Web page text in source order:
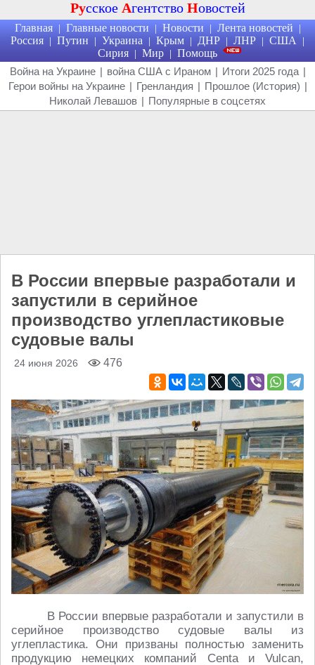
Русское Агентство Новостей
Главная | Главные новости | Новости | Лента новостей |
Россия | Путин | Украина | Крым | ДНР | ЛНР | США |
Сирия | Мир | Помощь
Война на Украине | война США с Ираном | Итоги 2025 года |
Герои войны на Украине | Гренландия | Прошлое (История) |
Николай Левашов | Популярные в соцсетях
В России впервые разработали и
запустили в серийное
производство углепластиковые
судовые валы
24 июня 2026 476
В России впервые разработали и запустили в
серийное производство судовые валы из
углепластика. Они призваны полностью заменить
продукцию немецких компаний Centa и Vulcan,